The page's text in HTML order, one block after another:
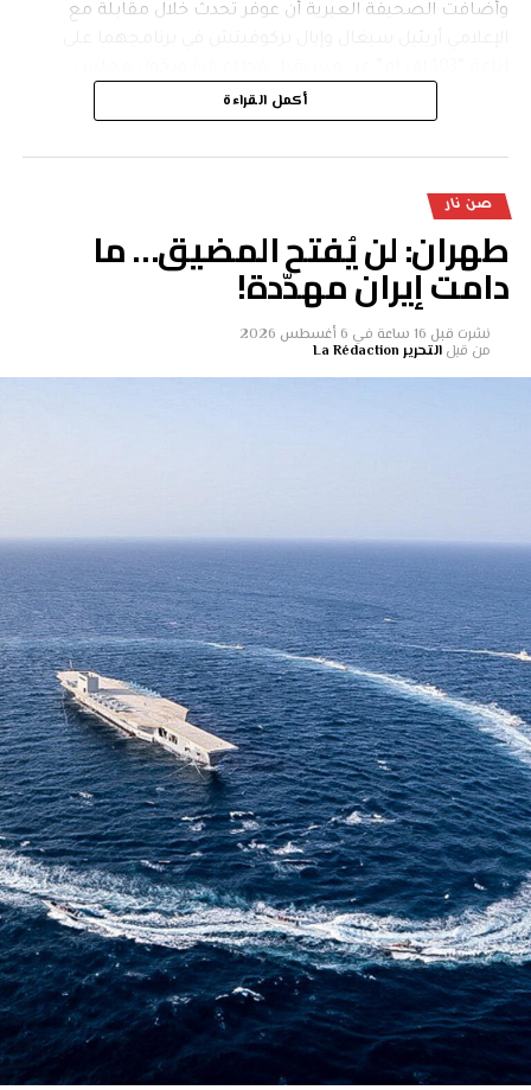
وأضافت الصحيفة العبرية أن عوفر تحدث خلال مقابلة مع
السلام والحل الذي يرى أن على إسرائيل تبنيه.
حالمين رئيسيين: أولهما كوشنر وويتكوف اللذان يبيعان رؤية عن
مدينة غزة والتكنولوجيا العالية والسلام المزدهر، وهناك
سموتريتش وستروك اللذان يبيعان حلما بالاستيطان
الإسرائيلي، بينما نتنياهو يبيع حلما بنزع سلاح غزة وإسقاط
فجميع السياسيين الإسرائيليين يواصلون بيع الوهم ذاته بأن
حماس قد اختفت.
وأشارت إلى أن عوفر قال إن على إسرائيل أن تنظر بصورة أوسع
وعلى المدى الطويل، فمن الواضح حاليا أن غزة لم تعد تشكل
تهديدا عسكريا كبيرا، ويجب على إسرائيل منع ارتباط غزة
بالضفة الغربية لأن الخطر الأمني الأكبر يكمن هناك. وأضاف أن
المعركة على إسرائيل ليست في غزة بل في الدول الغربية،
فإسرائيل اليوم دولة منبوذة بسبب تعاملها مع غزة.
ولفتت الصحيفة إلى أن سيغال طلب من عوفر طرح حل قائلا
إنه يقدره ويحترمه لكنه يكتفي بذكر ما لا يجب فعله، وطلب منه
أن يقول ما الذي ينبغي فعله.
فأجاب عوفر بأن الحل يجب أن يكون طويل الأمد ويتناول
أيديولوجية سكان غزة، فالأمر لا يتعلق فقط بحركة حماس بل
هناك بنية إيديولوجية يجب إصلاحها قبل وقت طويل من بناء
البنية التحتية المادية، وهناك مسؤولية على الدول العربية ولا
سيما مصر. وأضاف أن على إسرائيل أن تتوقف عن كونها قناة
الموارد لغزة وأن تغلق معبر كرم أبو سالم، فالارتباط الاقتصادي
لغزة يجب أن يكون مع مصر.
وتابعت الصحيفة أن سيغال علق قائلا إن المصريين لا يوافقون،
أكمل القراءة
صن نار
طهران: لن يُفتح المضيق… ما
دامت إيران مهدّدة!
نشرت قبل 16 ساعة في 6 أغسطس 2026
من قبل التحرير La Rédaction